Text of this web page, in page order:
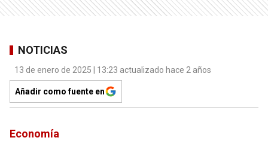
NOTICIAS
13 de enero de 2025 | 13:23 actualizado hace 2 años
Añadir como fuente en
Economía